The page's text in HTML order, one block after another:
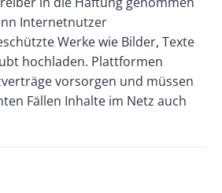
Internetnutzer
Werke wie Bilder, Texte
hochladen. Plattformen
vorsorgen und müssen
Fällen Inhalte im Netz auch